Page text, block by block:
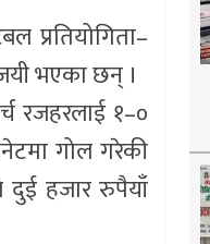
प्रतियोगिता–
भएका छन् ।
रजहरलाई १–०
गोल गरेकी
दुई हजार रुपैयाँ